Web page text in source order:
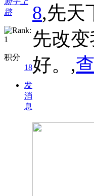
路
积分
18
发
消
息
8,先天
先改
好。,